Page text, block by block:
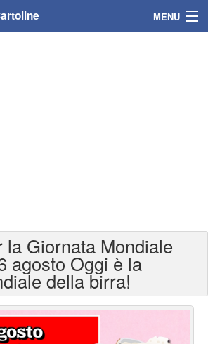
MENU
la Giornata Mondiale
agosto Oggi è la
della birra!